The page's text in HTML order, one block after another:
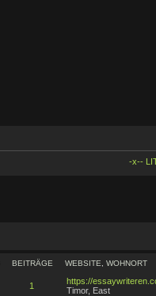
-x--
BEITRÄGE WEBSITE ,WOHNORT
1
https://
Timor, East